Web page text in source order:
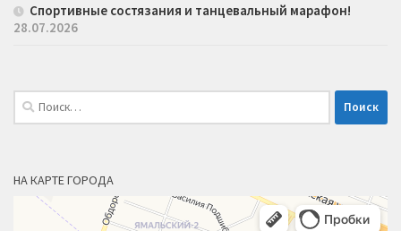
Спортивные состязания и танцевальный марафон!
28.07.2026
Найти:
НА КАРТЕ ГОРОДА